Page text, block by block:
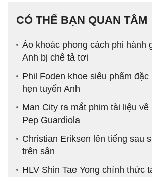
CÓ THỂ BẠN QUAN TÂM
Áo khoác phong cách phi hành
Anh bị chê tả tơi
Phil Foden khoe siêu phẩm
hẹn tuyển Anh
Man City ra mắt phim tài liệu về
Pep Guardiola
Christian Eriksen lên tiếng sau
trên sân
HLV Shin Tae Yong chính thức